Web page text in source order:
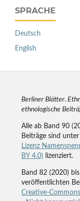
SPRACHE
Deutsch
English
Berliner Blätter.
ethnologische
Alle ab Band 90
Beiträge sind
Lizenz
BY 4.0) lizenziert.
Band 82 (2020)
veröffentlichten
Creative-